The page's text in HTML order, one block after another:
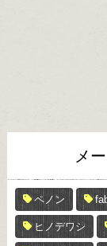
メ
ペノン
ヒノデワシ